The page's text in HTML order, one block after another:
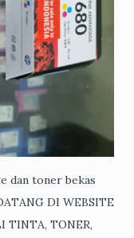
dan toner bekas
DI WEBSITE
TINTA, TONER,